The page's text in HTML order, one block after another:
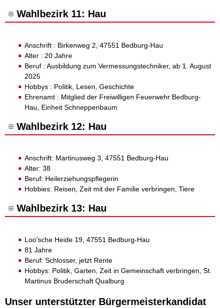
Wahlbezirk 11: Hau
Anschrift : Birkenweg 2, 47551 Bedburg-Hau
Alter : 20 Jahre
Beruf : Ausbildung zum Vermessungstechniker, ab 1. August
2025
Hobbys : Politik, Lesen, Geschichte
Ehrenamt : Mitglied der Freiwilligen Feuerwehr Bedburg-
Hau, Einheit Schneppenbaum
Wahlbezirk 12: Hau
Anschrift: Martinusweg 3, 47551 Bedburg-Hau
Alter: 38
Beruf: Heilerziehungspflegerin
Hobbies: Reisen, Zeit mit der Familie verbringen, Tiere
Wahlbezirk 13: Hau
Loo'sche Heide 19, 47551 Bedburg-Hau
81 Jahre
Beruf: Schlosser, jetzt Rente
Hobbys: Politik, Garten, Zeit in Gemeinschaft verbringen, St.
Martinus Bruderschaft Qualburg
Unser unterstützter Bürgermeisterkandidat